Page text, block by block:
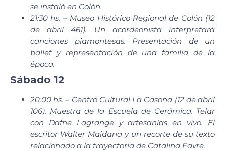
se instaló en Colón.
21:30 hs. – Museo Histórico Regional de Colón (12
de abril 461). Un acordeonista interpretará
canciones piamontesas. Presentación de un
ballet y representación de una familia de la
época.
Sábado 12
20:00 hs. – Centro Cultural La Casona (12 de abril
106). Muestra de la Escuela de Cerámica. Telar
con Dafne Lagrange y artesanías en vivo. El
escritor Walter Maidana y un recorte de su texto
relacionado a la trayectoria de Catalina Favre.